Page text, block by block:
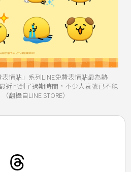
表情貼」系列LINE免費表情貼最為熱
近也到了過期時間，不少人哀號已不能
攝自LINE STORE）